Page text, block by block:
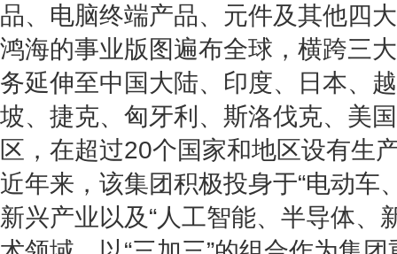
品、电脑终端产品、元件及其他四
鸿海的事业版图遍布全球，横跨三
务延伸至中国大陆、印度、日本、
坡、捷克、匈牙利、斯洛伐克、美
区，在超过20个国家和地区设有生
近年来，该集团积极投身于“电动车
新兴产业以及“人工智能、半导体、